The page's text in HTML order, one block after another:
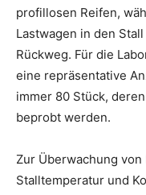
profillosen Reifen,
Lastwagen in den
Rückweg. Für die
eine repräsentative
immer 80 Stück,
beprobt werden.
Zur Überwachung
Stalltemperatur und